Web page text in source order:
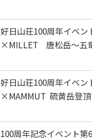
好日山荘100周年イベ
×MILLET 唐松岳～五
好日山荘100周年イベ
×MAMMUT 硫黄岳登頂
100周年記念イベント